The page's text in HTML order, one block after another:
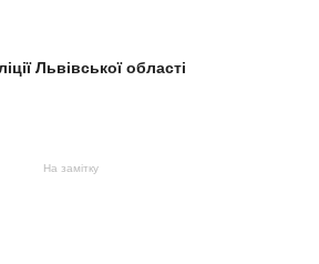
Львівської області
На замітку